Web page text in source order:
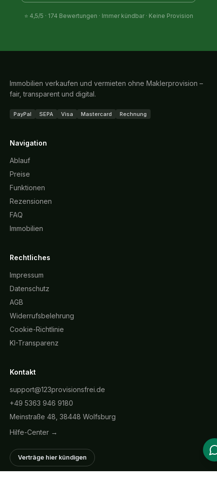
⭐ 4,5/5 · 174 Bewertungen · Immer kündbar · Keine Provision
Immobilien verkaufen und vermieten ohne Maklerprovision –
fair, transparent und digital.
PayPal SEPA Visa Mastercard Rechnung
Navigation
Ablauf
Preise
Funktionen
Rezensionen
FAQ
Immobilien
Rechtliches
Impressum
Datenschutz
AGB
Widerrufsbelehrung
Cookie-Richtlinie
KI-Transparenz
Kontakt
support@123provisionsfrei.de
+49 5363 946 9180
Meinstraße 48, 38448 Wolfsburg
Hilfe-Center →
Verträge hier kündigen